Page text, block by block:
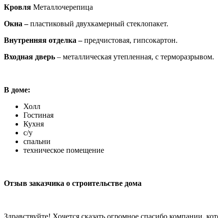
Кровля Металлочерепица
Окна –пластиковый двухкамерный стеклопакет.
Внутренняя отделка –предчистовая, гипсокартон.
Входная дверь – металлическая утепленная, с терморазрывом.
В доме:
Холл
Гостиная
Кухня
с/у
спальни
техническое помещение
Отзыв заказчика о строительстве дома